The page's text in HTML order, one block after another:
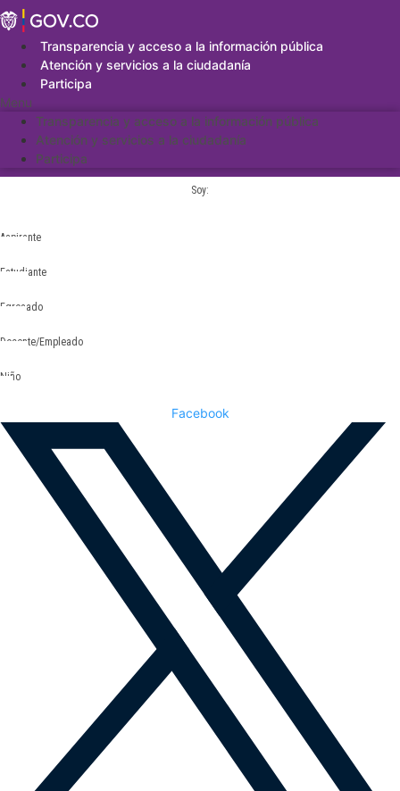
Saltar
al
contenidoTransparencia y acceso a la información pública
Atención y servicios a la ciudadanía
Participa
Menu
Transparencia y acceso a la información pública
Atención y servicios a la ciudadanía
Participa
Soy:
Aspirante
Estudiante
Egresado
Docente/Empleado
Niño
Facebook